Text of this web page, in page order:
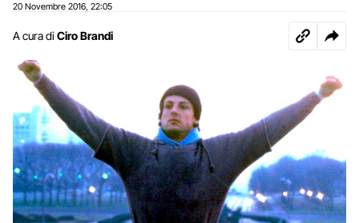
20 Novembre 2016 22:05
A cura di Ciro Brandi